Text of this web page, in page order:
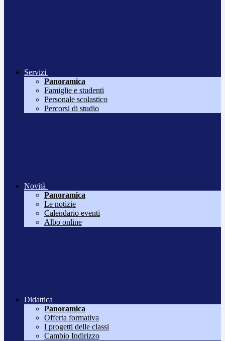
Servizi
Panoramica
Famiglie e studenti
Personale scolastico
Percorsi di studio
Novità
Panoramica
Le notizie
Calendario eventi
Albo online
Didattica
Panoramica
Offerta formativa
I progetti delle classi
Cambio Indirizzo